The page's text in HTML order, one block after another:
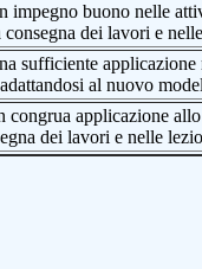
buono nelle
dei lavori e
sufficiente
al nuovo
applicazione
dei lavori e nelle